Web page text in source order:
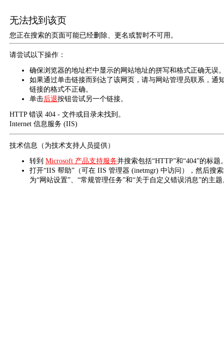
无法找到该页
您正在搜索的页面可能已经删除、更名或暂时不可用。
请尝试以下操作：
确保浏览器的地址栏中显示的网站地址的拼写和格式正确无误
如果通过单击链接而到达了该网页，请与网站管理员联系，通
链接的格式不正确。
单击后退按钮尝试另一个链接。
HTTP 错误 404 - 文件或目录未找到。
Internet 信息服务 (IIS)
技术信息（为技术支持人员提供）
转到 Microsoft 产品支持服务并搜索包括“HTTP”和“404”的标题
打开“IIS 帮助”（可在 IIS 管理器 (inetmgr) 中访问），然后搜
为“网站设置”、“常规管理任务”和“关于自定义错误消息”的主题